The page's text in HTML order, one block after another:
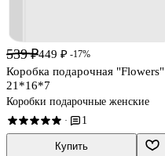
539 ₽449 ₽ -17%
Коробка подарочная "Flowers"
21*16*7
Коробки подарочные женские
· 1
Купить